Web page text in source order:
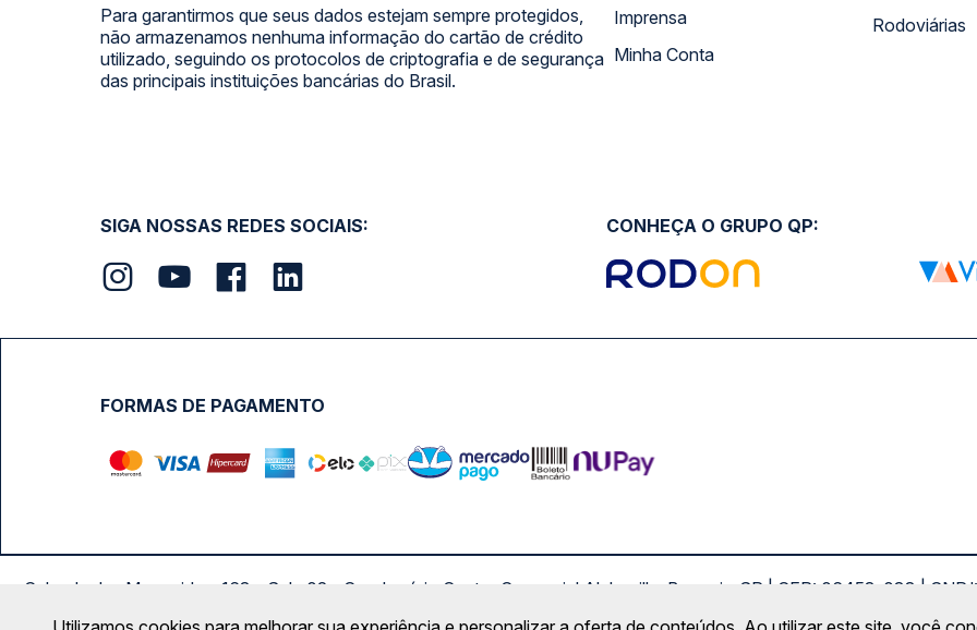
Para garantirmos que seus dados estejam sempre protegidos,
não armazenamos nenhuma informação do cartão de crédito
utilizado, seguindo os protocolos de criptografia e de segurança
das principais instituições bancárias do Brasil.
Imprensa
Minha Conta
Rodoviárias
SIGA NOSSAS REDES SOCIAIS: CONHEÇA O GRUPO QP:
FORMAS DE PAGAMENTO
Calçada das Margaridas, 163 - Sala 02 - Condomínio Centro Comercial Alphaville, Barueri - SP | CEP: 06453-038 |
Copyright 2026 © QueroPassagem.com.br